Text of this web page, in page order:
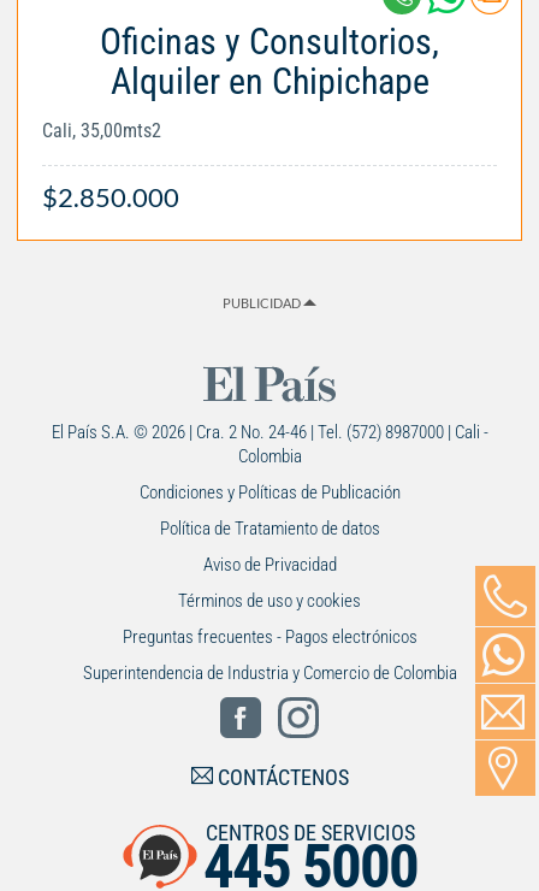
Oficinas y Consultorios,
Alquiler en Chipichape
Cali, 35,00mts2
$2.850.000
PUBLICIDAD
El País S.A. © 2026 | Cra. 2 No. 24-46 | Tel. (572) 8987000 | Cali -
Colombia
Condiciones y Políticas de Publicación
Política de Tratamiento de datos
Aviso de Privacidad
Términos de uso y cookies
Preguntas frecuentes - Pagos electrónicos
Superintendencia de Industria y Comercio de Colombia
CONTÁCTENOS
CENTROS DE SERVICIOS
445 5000